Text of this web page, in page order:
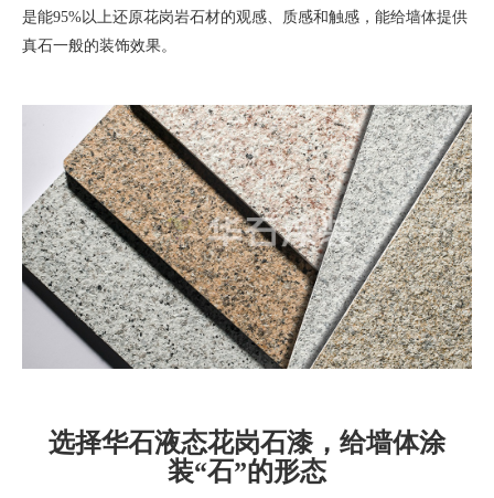
是能95%以上还原花岗岩石材的观感、质感和触感，能给墙体提供
真石一般的装饰效果。
选择华石液态花岗石漆，给墙体涂
装“石”的形态